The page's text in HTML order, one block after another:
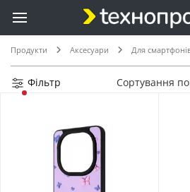
Продукти Аксесуари Для
Samsung Galaxy A376 A37 (+49)
Samsung Galaxy A04 A045 (+48)
Samsung Galaxy A26 A266 (+48)
Samsung Galaxy A525 A52 (+48)
Xiaomi Redmi 15 (+47)
Samsung Galaxy A26 A266 (+46)
Samsung Galaxy A336 A33 (+46)
Google Pixel 7 (+45)
Фільтр Сортування